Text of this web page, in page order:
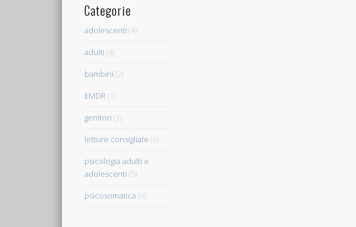
Categorie
adolescenti (4)
adulti (8)
bambini (2)
EMDR (1)
genitori (3)
letture consigliate (6)
psicologia adulti e
adolescenti (5)
psicosomatica (6)